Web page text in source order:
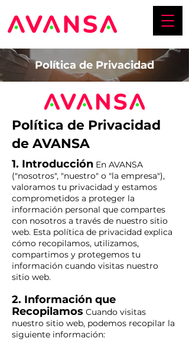
Política de Privacidad
Política de Privacidad
de AVANSA
1. Introducción En AVANSA
("nosotros", "nuestro" o "la empresa"),
valoramos tu privacidad y estamos
comprometidos a proteger la
información personal que compartes
con nosotros a través de nuestro sitio
web. Esta política de privacidad explica
cómo recopilamos, utilizamos,
compartimos y protegemos tu
información cuando visitas nuestro
sitio web.
2. Información que
Recopilamos Cuando visitas
nuestro sitio web, podemos recopilar la
siguiente información: